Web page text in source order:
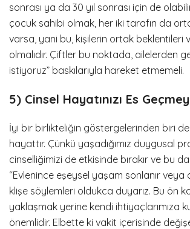
sonrası ya da 30 yıl sonrası için de
çocuk sahibi olmak, her iki tarafın da
varsa, yani bu, kişilerin ortak beklentileri
olmalıdır. Çiftler bu noktada, ailelerden
istiyoruz” baskılarıyla hareket etmemeli.
5) Cinsel Hayatınızı Es
İyi bir birlikteliğin göstergelerinden biri
hayattır. Çünkü yaşadığımız duygusal
cinselliğimizi de etkisinde bırakır ve bu da
“Evlenince eşeysel yaşam sonlanır veya
klişe söylemleri oldukca duyarız. Bu ön
yaklaşmak yerine kendi ihtiyaçlarımıza
önemlidir. Elbette ki vakit içerisinde